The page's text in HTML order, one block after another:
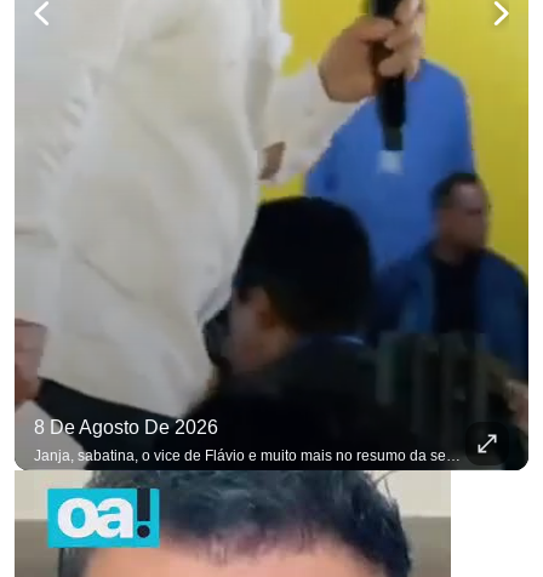
8 De Agosto De 2026
Janja, sabatina, o vice de Flávio e muito mais no resumo da semana. #OAntagonista Se você busca informação com credibilidade, inscreva-se agora e ative o